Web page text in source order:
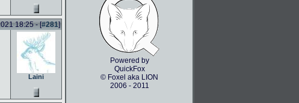
18:25 - [#281]
Laini
Powered by
QuickFox
© Foxel aka LION
2006 - 2011